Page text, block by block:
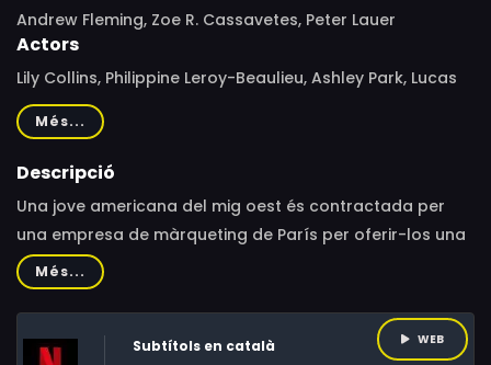
Andrew Fleming, Zoe R. Cassavetes, Peter Lauer
Actors
Lily Collins, Philippine Leroy-Beaulieu, Ashley Park, Lucas
Bravo, Samuel Arnold, Bruno Gouery, Minnie Driver,
Eugenio Franceschini, Lucien Laviscount, Camille Razat,
William Abadie
Més...
Descripció
Una jove americana del mig oest és contractada per
una empresa de màrqueting de París per oferir-los una
perspectiva americana sobre les coses. S'ha d'adaptar
a una cultura diferent mentre s'adapta als
desafiaments de la vida en una ciutat estrangera,
alhora que fa malabarismes amb la seva carrera, les
Més...
Subtítols en català WEB